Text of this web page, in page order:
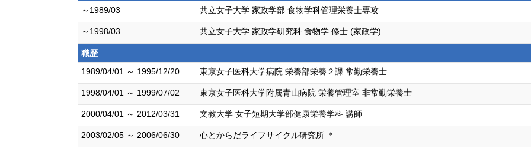
～1989/03
共立女子大学 家政学部 食物学科管理栄養士専攻
～1998/03 共立女子大学 家政学研究科 食物学 修士 (家政学)
職歴
1989/04/01 ～ 1995/12/20
東京女子医科大学病院 栄養部栄養２課 常勤栄養士
1998/04/01 ～ 1999/07/02 東京女子医科大学附属青山病院 栄養管理室 非常勤栄養士
2000/04/01 ～ 2012/03/31 文教大学 女子短期大学部健康栄養学科 講師
2003/02/05 ～ 2006/06/30 心とからだライフサイクル研究所 ＊